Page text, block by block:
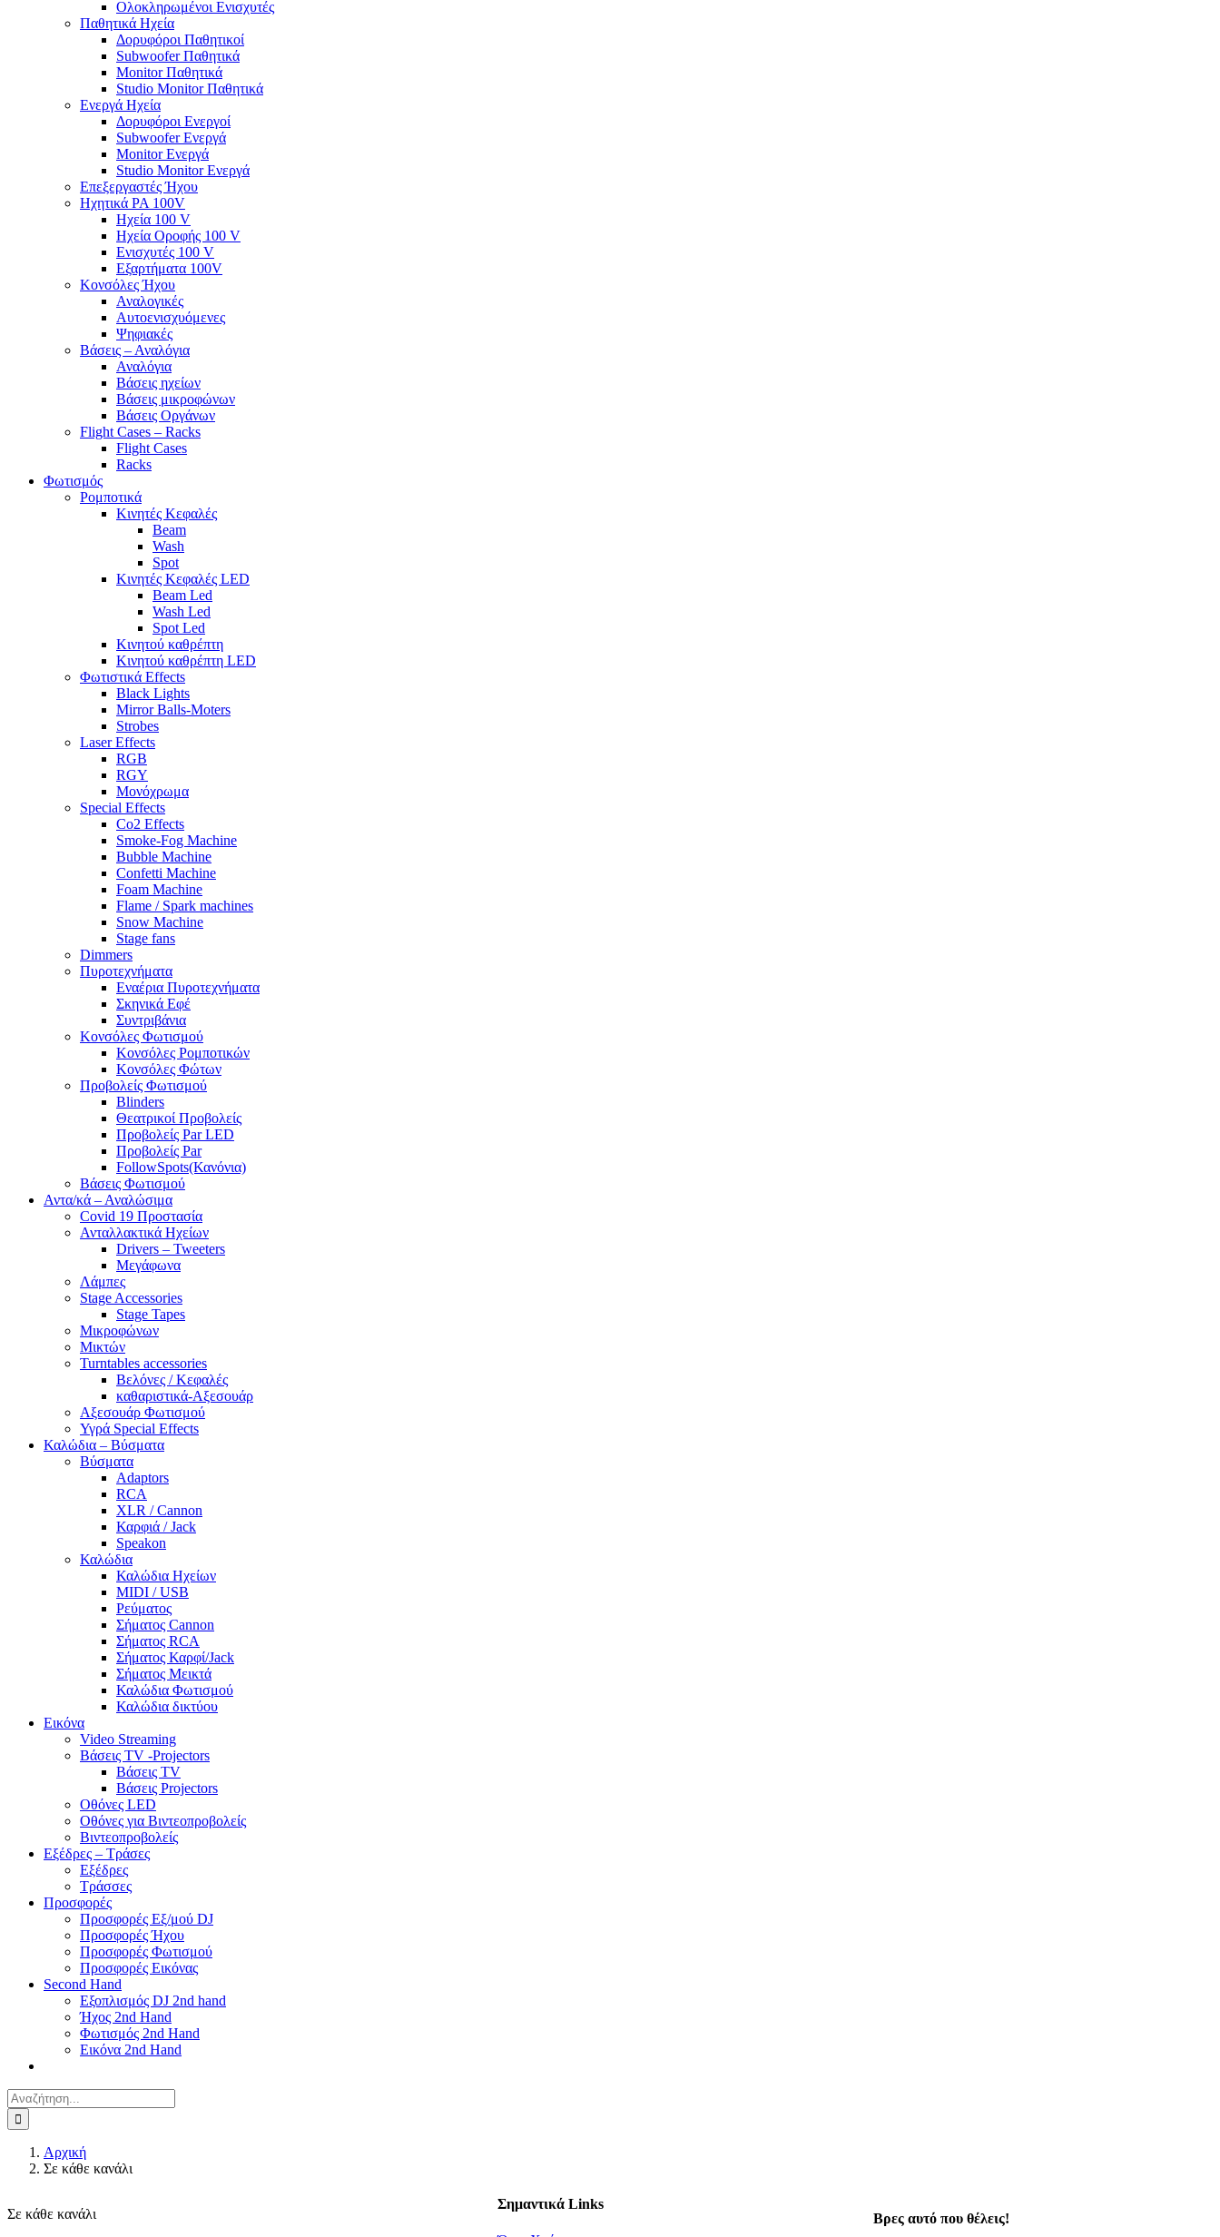
Ολοκληρωμένοι Ενισχυτές
Παθητικά Ηχεία
Δορυφόροι Παθητικοί
Subwoofer Παθητικά
Monitor Παθητικά
Studio Monitor Παθητικά
Ενεργά Ηχεία
Δορυφόροι Ενεργοί
Subwoofer Ενεργά
Monitor Ενεργά
Studio Monitor Ενεργά
Επεξεργαστές Ήχου
Ηχητικά PA 100V
Ηχεία 100 V
Ηχεία Οροφής 100 V
Ενισχυτές 100 V
Εξαρτήματα 100V
Κονσόλες Ήχου
Αναλογικές
Αυτοενισχυόμενες
Ψηφιακές
Βάσεις – Αναλόγια
Αναλόγια
Βάσεις ηχείων
Βάσεις μικροφώνων
Βάσεις Οργάνων
Flight Cases – Racks
Flight Cases
Racks
Φωτισμός
Ρομποτικά
Κινητές Κεφαλές
Beam
Wash
Spot
Κινητές Κεφαλές LED
Beam Led
Wash Led
Spot Led
Κινητού καθρέπτη
Κινητού καθρέπτη LED
Φωτιστικά Effects
Black Lights
Mirror Balls-Moters
Strobes
Laser Effects
RGB
RGY
Μονόχρωμα
Special Effects
Co2 Effects
Smoke-Fog Machine
Bubble Machine
Confetti Machine
Foam Machine
Flame / Spark machines
Snow Machine
Stage fans
Dimmers
Πυροτεχνήματα
Εναέρια Πυροτεχνήματα
Σκηνικά Εφέ
Συντριβάνια
Κονσόλες Φωτισμού
Κονσόλες Ρομποτικών
Κονσόλες Φώτων
Προβολείς Φωτισμού
Blinders
Θεατρικοί Προβολείς
Προβολείς Par LED
Προβολείς Par
FollowSpots(Κανόνια)
Βάσεις Φωτισμού
Αντα/κά – Αναλώσιμα
Covid 19 Προστασία
Ανταλλακτικά Ηχείων
Drivers – Tweeters
Μεγάφωνα
Λάμπες
Stage Accessories
Stage Tapes
Μικροφώνων
Μικτών
Turntables accessories
Βελόνες / Κεφαλές
καθαριστικά-Αξεσουάρ
Αξεσουάρ Φωτισμού
Υγρά Special Effects
Καλώδια – Βύσματα
Βύσματα
Adaptors
RCA
XLR / Cannon
Καρφιά / Jack
Speakon
Καλώδια
Καλώδια Ηχείων
MIDI / USB
Ρεύματος
Σήματος Cannon
Σήματος RCA
Σήματος Καρφί/Jack
Σήματος Μεικτά
Καλώδια Φωτισμού
Καλώδια δικτύου
Εικόνα
Video Streaming
Βάσεις TV -Projectors
Βάσεις TV
Βάσεις Projectors
Οθόνες LED
Οθόνες για Βιντεοπροβολείς
Βιντεοπροβολείς
Εξέδρες – Τράσες
Εξέδρες
Τράσσες
Προσφορές
Προσφορές Εξ/μού DJ
Προσφορές Ήχου
Προσφορές Φωτισμού
Προσφορές Εικόνας
Second Hand
Εξοπλισμός DJ 2nd hand
Ήχος 2nd Hand
Φωτισμός 2nd Hand
Εικόνα 2nd Hand
Αναζήτηση
για:
Αρχική
Σε κάθε κανάλι
Σε κάθε κανάλι Βρες αυτό που θέλεις!
Σημαντικά Links